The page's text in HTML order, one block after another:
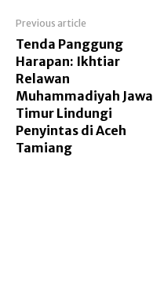
Previous article
Tenda Panggung
Harapan: Ikhtiar
Relawan
Muhammadiyah Jawa
Timur Lindungi
Penyintas di Aceh
Tamiang